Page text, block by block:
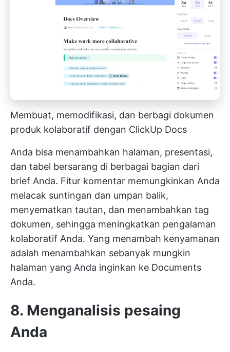
Membuat, memodifikasi, dan berbagi dokumen
produk kolaboratif dengan ClickUp Docs
Anda bisa menambahkan halaman, presentasi,
dan tabel bersarang di berbagai bagian dari
brief Anda. Fitur komentar memungkinkan Anda
melacak suntingan dan umpan balik,
menyematkan tautan, dan menambahkan tag
dokumen, sehingga meningkatkan pengalaman
kolaboratif Anda. Yang menambah kenyamanan
adalah menambahkan sebanyak mungkin
halaman yang Anda inginkan ke Documents
Anda.
8. Menganalisis pesaing
Anda